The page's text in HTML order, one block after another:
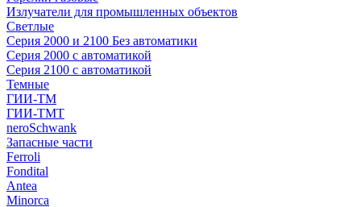
Излучатели для промышленных объектов
Светлые
Серия 2000 и 2100 Без автоматики
Серия 2000 с автоматикой
Серия 2100 с автоматикой
Темные
ГИИ-ТМ
ГИИ-ТМТ
neroSchwank
Запасные части
Ferroli
Fondital
Antea
Minorca